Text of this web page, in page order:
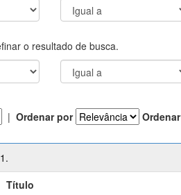
o resultado de busca.
| Ordenar por Ordenar
Título